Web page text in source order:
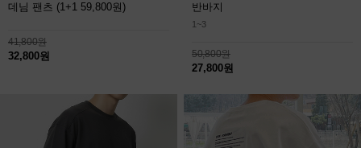
데님 팬츠 (1+1 59,800원)
41,800원
32,800원
반바지
1~3
50,800원
27,800원